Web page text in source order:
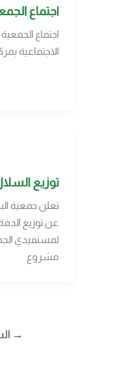
اجتماع
اجتماع
الاجتماعية
توزيع
تعلن جمعية
عن توزيع
لمستفيدي
مشروع
→